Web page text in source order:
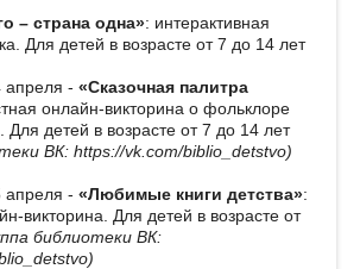
– страна одна»: интерактивная
Для детей в возрасте от 7 до 14 лет
апреля - «Сказочная палитра
онлайн-викторина о фольклоре
Для детей в возрасте от 7 до 14 лет
ВК: https://vk.com/biblio_detstvo)
апреля - «Любимые книги детства»:
викторина. Для детей в возрасте от
библиотеки ВК: